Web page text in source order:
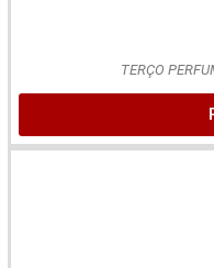
TERÇO